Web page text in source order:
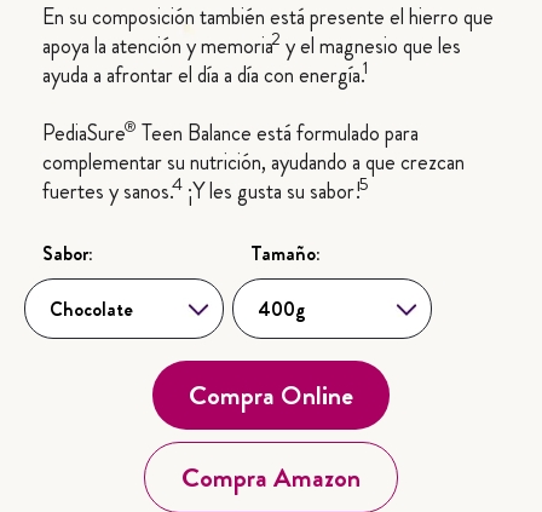
En su composición también está presente el hierro que
apoya la atención y memoria2 y el magnesio que les
ayuda a afrontar el día a día con energía.1
PediaSure® Teen Balance está formulado para
complementar su nutrición, ayudando a que crezcan
fuertes y sanos.4 ¡Y les gusta su sabor!5
Sabor:
Chocolate
Selecciona...
Tamaño:
400g
Selecciona...
Compra Online
Compra Amazon